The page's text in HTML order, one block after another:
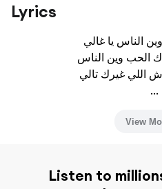
Lyrics
الناس يا غالي
الحب وين الناس
اللي غيرك تالي
...
View
Listen to